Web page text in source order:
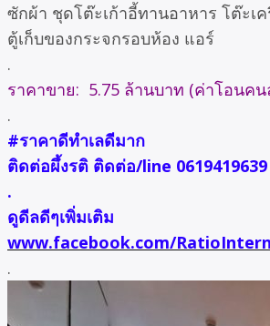
ซักผ้า ชุดโต๊ะเก้าอี้ทานอาหาร โต๊ะเ
ตู้เก็บของกระจกรอบห้อง แอร์
.
ราคาขาย: 5.75 ล้านบาท (ค่าโอนคน
.
#ราคาดีทำเลดีมาก
ติดต่อผึ้งรติ ติดต่อ/line 0619419639
.
ดูดีลดีๆเพิ่มเติม
www.facebook.com/
.